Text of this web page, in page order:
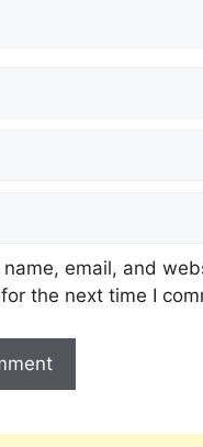
name, email, and
the next time I